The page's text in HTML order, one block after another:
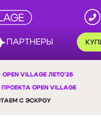
КУПИТЬ БИЛЕТ
OPEN VILLAGE ЛЕТО'26
OPEN VILLAGE
С ЭСКРОУ